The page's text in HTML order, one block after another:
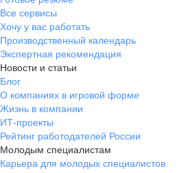
Все сервисы
Хочу у вас работать
Производственный календарь
Экспертная рекомендация
Новости и статьи
Блог
О компаниях в игровой форме
Жизнь в компании
ИТ-проекты
Рейтинг работодателей России
Молодым специалистам
Карьера для молодых специалистов